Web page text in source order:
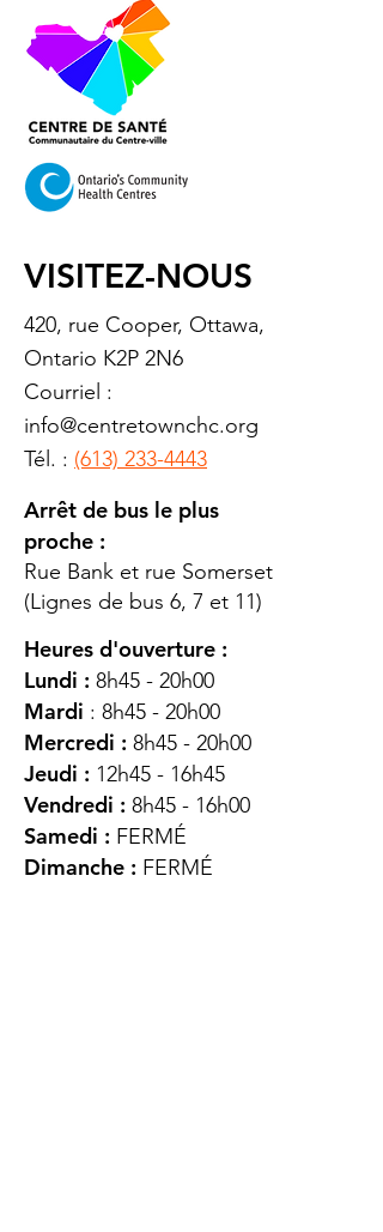
VISITEZ-NOUS
420, rue Cooper, Ottawa,
Ontario K2P 2N6
Courriel :
info@centretownchc.org
Tél. : (613) 233-4443
Arrêt de bus le plus
proche :
Rue Bank et rue Somerset
(Lignes de bus 6, 7 et 11)
Heures d'ouverture :
Lundi : 8h45 - 20h00
Mardi : 8h45 - 20h00
Mercredi : 8h45 - 20h00
Jeudi : 12h45 - 16h45
Vendredi : 8h45 - 16h00
Samedi : FERMÉ
Dimanche : FERMÉ